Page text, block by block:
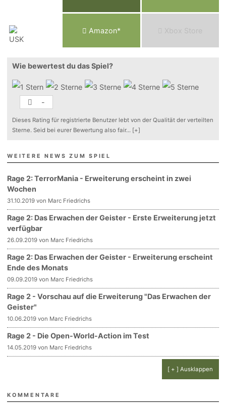
Amazon* Xbox Store
Wie bewertest du das Spiel?
-
Dieses Rating für registrierte Benutzer lebt von der Qualität der verteilten
Sterne. Seid bei eurer Bewertung also fair... [+]
WEITERE NEWS ZUM SPIEL
Rage 2: TerrorMania - Erweiterung erscheint in zwei
Wochen
31.10.2019 von Marc Friedrichs
Rage 2: Das Erwachen der Geister - Erste Erweiterung jetzt
verfügbar
26.09.2019 von Marc Friedrichs
Rage 2: Das Erwachen der Geister - Erweiterung erscheint
Ende des Monats
09.09.2019 von Marc Friedrichs
Rage 2 - Vorschau auf die Erweiterung "Das Erwachen der
Geister"
10.06.2019 von Marc Friedrichs
Rage 2 - Die Open-World-Action im Test
14.05.2019 von Marc Friedrichs
[ + ] Ausklappen
KOMMENTARE